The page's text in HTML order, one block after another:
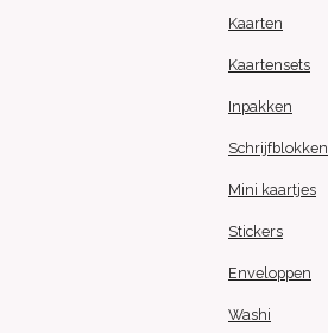
Kaarten
Kaartensets
Inpakken
Schrijfblokken
Mini kaartjes
Stickers
Enveloppen
Washi